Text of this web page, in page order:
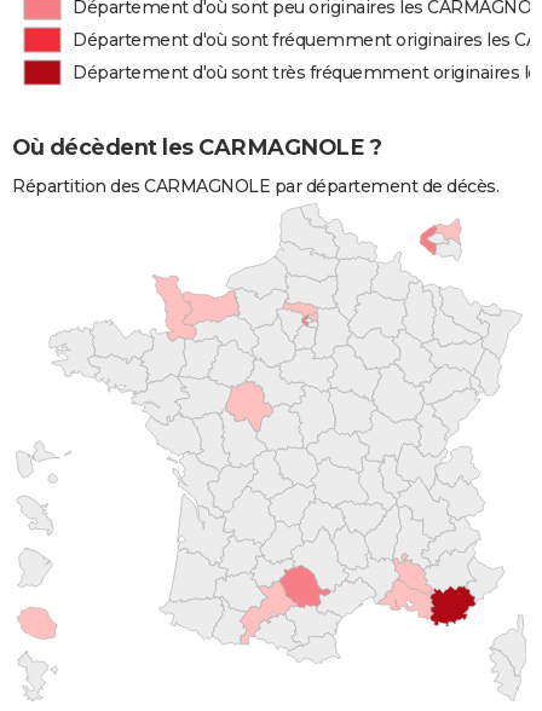
Département d'où sont peu originaires les
Département d'où sont fréquemment originaires les
Département d'où sont très fréquemment originaires
Où décèdent les CARMAGNOLE ?
Répartition des CARMAGNOLE par département de décès.